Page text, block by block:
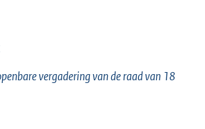
vergadering van de raad van 18